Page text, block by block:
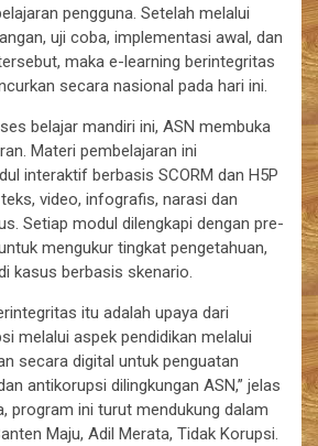
pengguna. Setelah melalui
uji coba, implementasi awal, dan
maka e-learning berintegritas
secara nasional pada hari ini.
belajar mandiri ini, ASN membuka
Materi pembelajaran ini
interaktif berbasis SCORM dan H5P
video, infografis, narasi dan
Setiap modul dilengkapi dengan pre-
mengukur tingkat pengetahuan,
kasus berbasis skenario.
itu adalah upaya dari
melalui aspek pendidikan melalui
secara digital untuk penguatan
antikorupsi dilingkungan ASN,” jelas
program ini turut mendukung dalam
Maju, Adil Merata, Tidak Korupsi.